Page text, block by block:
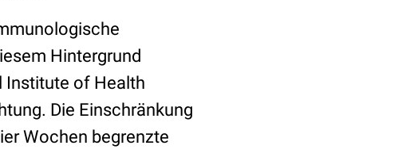
Hintergrund
Institute of Health
Die Einschränkung
Wochen begrenzte